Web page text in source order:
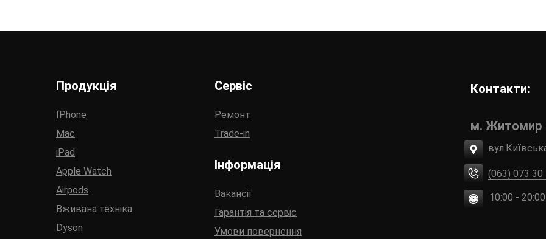
Продукція
IPhone
Mac
iPad
Apple Watch
Airpods
Вживана техніка
Dyson
Сервіс
Ремонт
Trade-in
Інформація
Вакансії
Гарантія та сервіс
Умови повернення
Контакти:
м. Житомир
10:00 - 20:00
(063) 073 30